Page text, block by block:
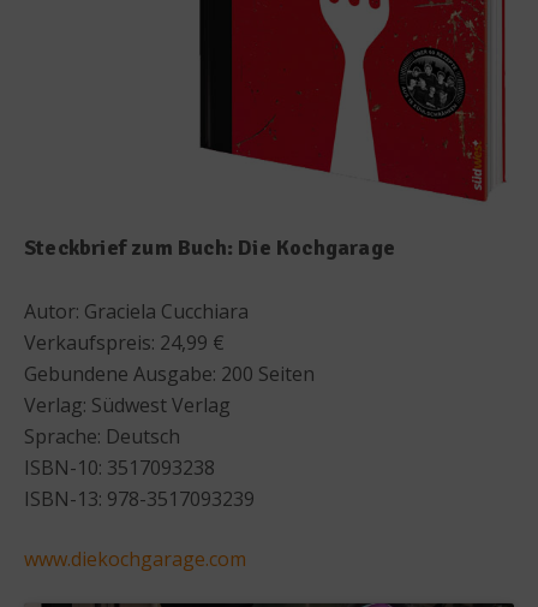
Steckbrief zum Buch: Die Kochgarage
Autor: Graciela Cucchiara
Verkaufspreis: 24,99 €
Gebundene Ausgabe: 200 Seiten
Verlag: Südwest Verlag
Sprache: Deutsch
ISBN-10: 3517093238
ISBN-13: 978-3517093239
www.diekochgarage.com